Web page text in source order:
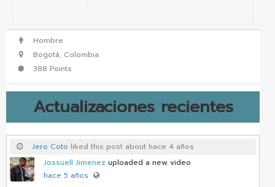
Hombre
Bogotá, Colombia
388 Points
Actualizaciones recientes
Jero Coto liked this post about hace 4 años
Jossuell Jimenez uploaded a new video
hace 5 años